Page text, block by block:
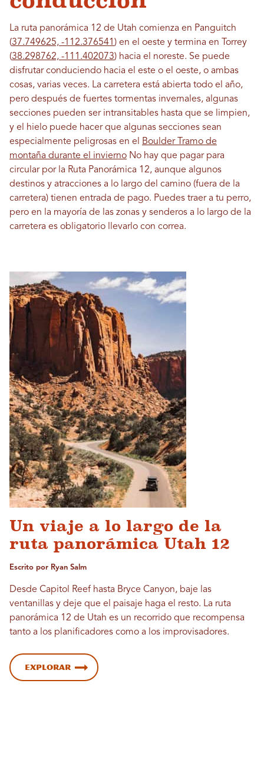
La ruta panorámica 12 de Utah comienza en Panguitch
(37.749625, -112.376541 ) en el oeste y termina en Torrey
(38.298762, -111.402073) hacia el noreste. Se puede
disfrutar conduciendo hacia el este o el oeste, o ambas
cosas, varias veces. La carretera está abierta todo el año,
pero después de fuertes tormentas invernales, algunas
secciones pueden ser intransitables hasta que se limpien,
y el hielo puede hacer que algunas secciones sean
especialmente peligrosas en el
Boulder Tramo de
montaña durante el invierno No hay que pagar para
circular por la Ruta Panorámica 12, aunque algunos
destinos y atracciones a lo largo del camino (fuera de la
carretera) tienen entrada de pago. Puedes traer a tu perro,
pero en la mayoría de las zonas y senderos a lo largo de la
carretera es obligatorio llevarlo con correa.
Un viaje a lo largo de la
ruta panorámica Utah 12
Escrito por Ryan Salm
Desde Capitol Reef hasta Bryce Canyon, baje las
ventanillas y deje que el paisaje haga el resto. La ruta
panorámica 12 de Utah es un recorrido que recompensa
tanto a los planificadores como a los improvisadores.
Explorar